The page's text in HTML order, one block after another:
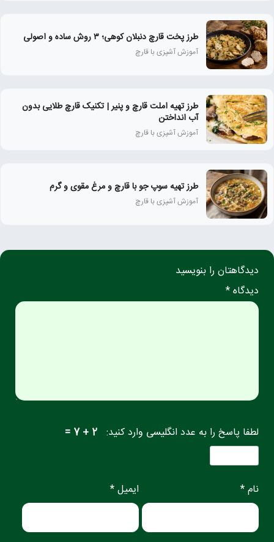
طرز پخت قارچ دنبلان کوهی؛ ۳ روش ساده و اصولی
آموزش آشپزی با قارچ
طرز تهیه املت قارچ و پنیر | تکنیک قارچ طلایی بدون
آب انداختن
آموزش آشپزی با قارچ
طرز تهیه سوپ جو با قارچ و مرغ مقوی و گرم
آموزش آشپزی با قارچ
دیدگاهتان را بنویسید
دیدگاه *
لطفا پاسخ را به عدد انگلیسی وارد کنید: 2 + 7 =
نام * ایمیل *